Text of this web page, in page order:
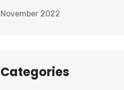
November 2022
Categories